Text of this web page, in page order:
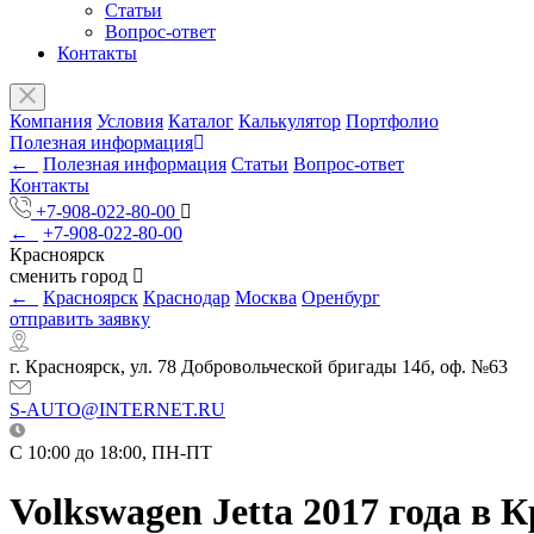
Статьи
Вопрос-ответ
Контакты
Компания Условия Каталог Калькулятор Портфолио
Полезная информация
←
Полезная информация Статьи Вопрос-ответ
Контакты
+7-908-022-80-00
←
+7-908-022-80-00
Красноярск
сменить город
←
Красноярск Краснодар Москва Оренбург
отправить заявку
г. Красноярск, ул. 78 Добровольческой бригады 14б, оф. №63
S-AUTO@INTERNET.RU
C 10:00 до 18:00, ПН-ПТ
Volkswagen Jetta 2017 года в